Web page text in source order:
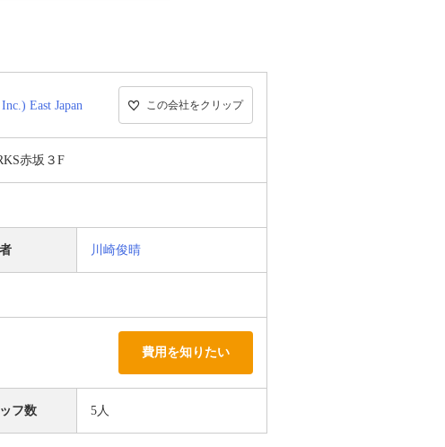
East Japan この会社をクリップ
赤坂３F
川崎俊晴
費用を知りたい
フ数 5人